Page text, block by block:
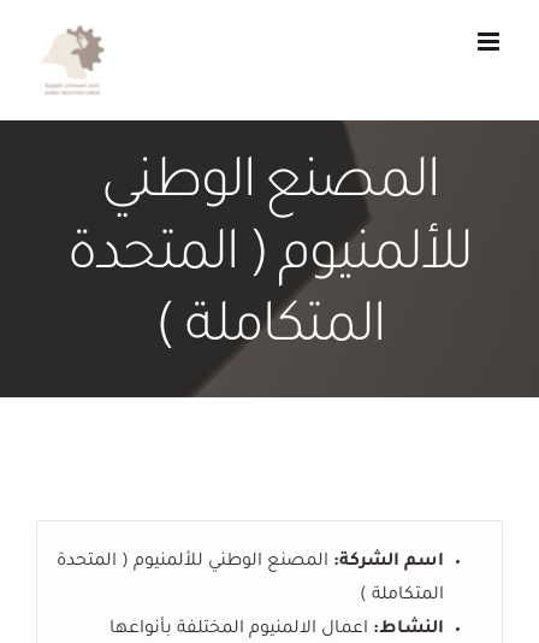
المصنع الوطني
للألمنيوم ( المتحدة
المتكاملة )
اسم الشركة: المصنع الوطني للألمنيوم( المتحدة
المتكاملة)
النشاط: اعمال الالمنيوم المختلفة بأنواعها